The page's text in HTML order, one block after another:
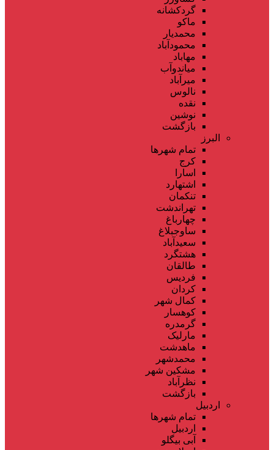
گردکشانه
ماکو
محمدیار
محمودآباد
مهاباد
میاندوآب
میرآباد
نالوس
نقده
نوشین
بازگشت
البرز
تمام شهر‌ها
کرج
اسارا
اشتهارد
تنکمان
تهراندشت
چهارباغ
ساوجبلاغ
سعیدآباد
هشتگرد
طالقان
فردیس
کردان
کمال شهر
کوهسار
گرمدره
مارلیک
ماهدشت
محمدشهر
مشکین شهر
نظرآباد
بازگشت
اردبیل
تمام شهر‌ها
اردبیل
آبی بیگلو